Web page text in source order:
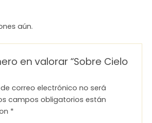
aún.
en valorar “Sobre Cielo
correo electrónico no será
campos obligatorios están
*